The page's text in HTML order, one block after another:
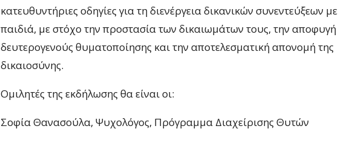
κατευθυντήριες οδηγίες για τη διενέργεια δικανικών συνεντεύξεων με
παιδιά, με στόχο την προστασία των δικαιωμάτων τους, την αποφυγή
δευτερογενούς θυματοποίησης και την αποτελεσματική απονομή της
δικαιοσύνης.
Ομιλητές της εκδήλωσης θα είναι οι:
Σοφία Θανασούλα, Ψυχολόγος, Πρόγραμμα Διαχείρισης Θυτών